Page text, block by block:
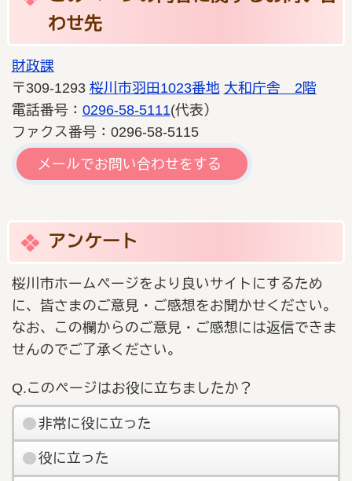
わせ先
財政課
〒309-1293 桜川市羽田1023番地 大和庁舎 2階
電話番号： 0296-58-5111(代表）
ファクス番号：0296-58-5115
メールでお問い合わせをする
アンケート
桜川市ホームページをより良いサイトにするため
に、皆さまのご意見・ご感想をお聞かせください。
なお、この欄からのご意見・ご感想には返信できま
せんのでご了承ください。
Q.このページはお役に立ちましたか？
非常に役に立った
役に立った